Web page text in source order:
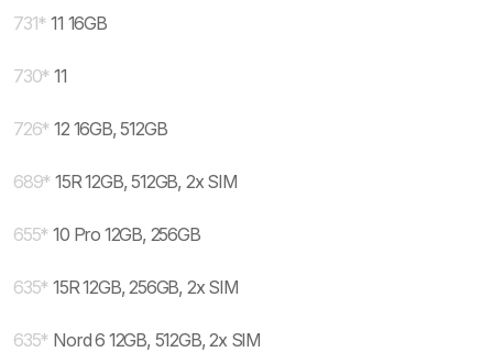
731* 11 16GB
730* 11
726* 12 16GB, 512GB
689* 15R 12GB, 512GB, 2x SIM
655* 10 Pro 12GB, 256GB
635* 15R 12GB, 256GB, 2x SIM
635* Nord 6 12GB, 512GB, 2x SIM